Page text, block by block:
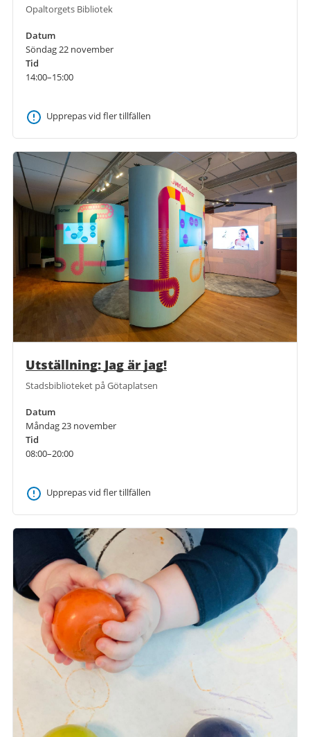
Opaltorgets Bibliotek
Datum
Söndag 22 november
Tid
14:00–15:00
Upprepas vid fler tillfällen
Utställning: Jag är jag!
Stadsbiblioteket på Götaplatsen
Datum
Måndag 23 november
Tid
08:00–20:00
Upprepas vid fler tillfällen